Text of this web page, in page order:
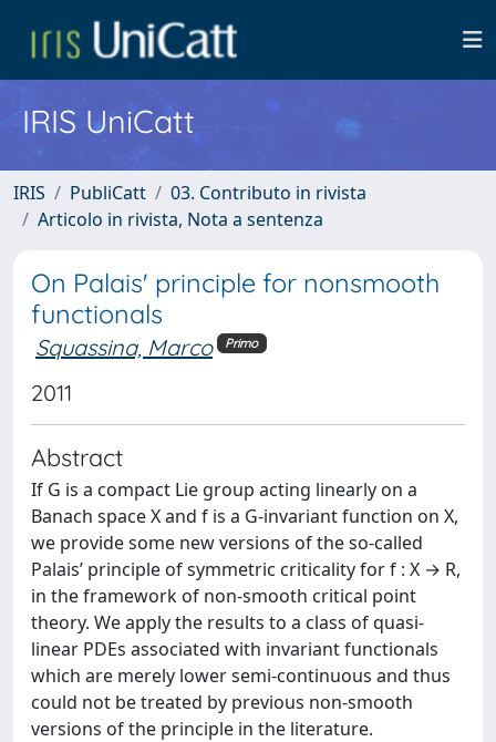
IRIS UniCatt
IRIS PubliCatt
03. Contributo in rivista
Articolo in rivista, Nota a sentenza
On Palais' principle for nonsmooth
functionals
Squassina, Marco Primo
2011
Abstract
If G is a compact Lie group acting linearly on a
Banach space X and f is a G-invariant function on X,
we provide some new versions of the so-called
Palais’ principle of symmetric criticality for f : X → R,
in the framework of non-smooth critical point
theory. We apply the results to a class of quasi-
linear PDEs associated with invariant functionals
which are merely lower semi-continuous and thus
could not be treated by previous non-smooth
versions of the principle in the literature.